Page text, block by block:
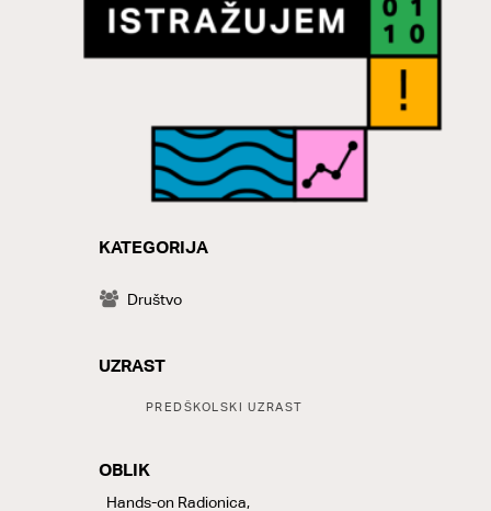
KATEGORIJA
Društvo
UZRAST
PREDŠKOLSKI UZRAST
OBLIK
LABELS
Hands-on Radionica,